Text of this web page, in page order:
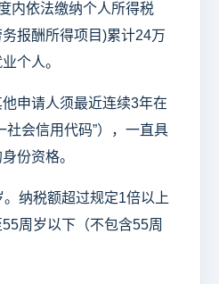
内依法缴纳个人所得税
务报酬所得项目)累计24万
个人。
申请人须最近连续3年在
社会信用代码”），一直具
份资格。
纳税额超过规定1倍以上
周岁以下（不包含55周